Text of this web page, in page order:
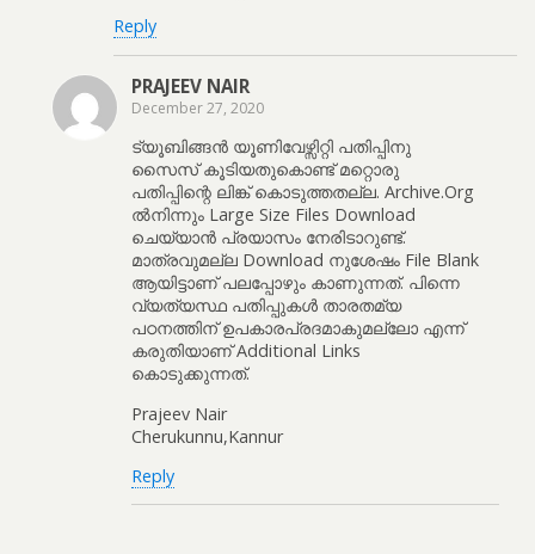
Reply
PRAJEEV NAIR
December 27, 2020
ട്യൂബിങ്ങൻ യൂണിവേഴ്സിറ്റി പതിപ്പിനു
സൈസ് കൂടിയതുകൊണ്ട് മറ്റൊരു
പതിപ്പിന്റെ ലിങ്ക് കൊടുത്തതല്ല. Archive.Org
ൽനിന്നും Large Size Files Download
ചെയ്യാൻ പ്രയാസം നേരിടാറുണ്ട്.
മാത്രവുമല്ല Download നുശേഷം File Blank
ആയിട്ടാണ് പലപ്പോഴും കാണുന്നത്. പിന്നെ
വ്യത്യസ്ഥ പതിപ്പുകൾ താരതമ്യ
പഠനത്തിന് ഉപകാരപ്രദമാകുമല്ലോ എന്ന്
കരുതിയാണ് Additional Links
കൊടുക്കുന്നത്.
Prajeev Nair
Cherukunnu,Kannur
Reply